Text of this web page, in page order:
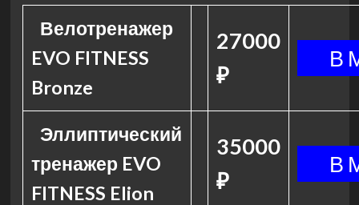
Велотренажер
EVO FITNESS
Bronze
27000
₽
Эллиптический
тренажер EVO
FITNESS Elion
35000
₽